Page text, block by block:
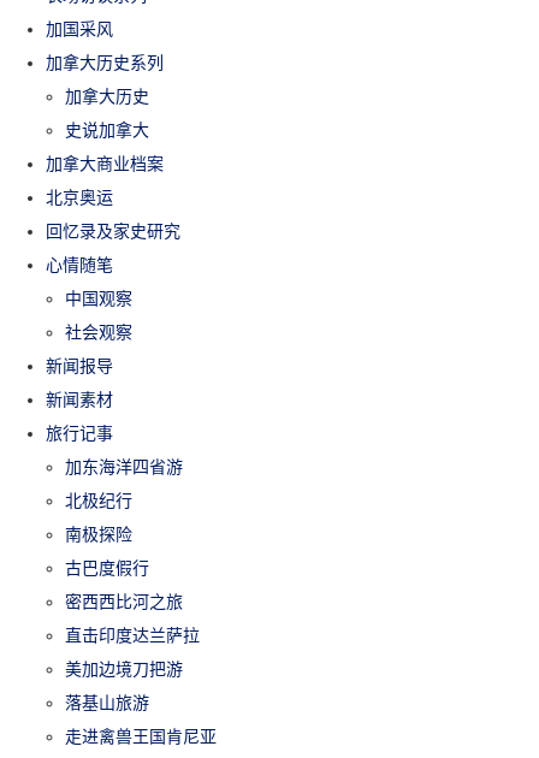
加国采风
加拿大历史系列
加拿大历史
史说加拿大
加拿大商业档案
北京奥运
回忆录及家史研究
心情随笔
中国观察
社会观察
新闻报导
新闻素材
旅行记事
加东海洋四省游
北极纪行
南极探险
古巴度假行
密西西比河之旅
直击印度达兰萨拉
美加边境刀把游
落基山旅游
走进禽兽王国肯尼亚